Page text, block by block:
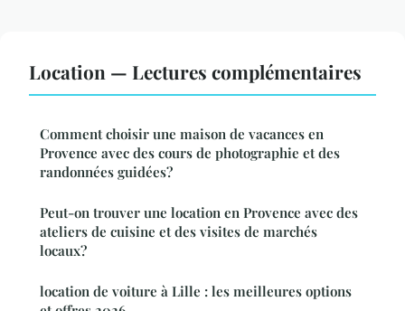
Location — Lectures complémentaires
Comment choisir une maison de vacances en
Provence avec des cours de photographie et des
randonnées guidées?
Peut-on trouver une location en Provence avec des
ateliers de cuisine et des visites de marchés
locaux?
location de voiture à Lille : les meilleures options